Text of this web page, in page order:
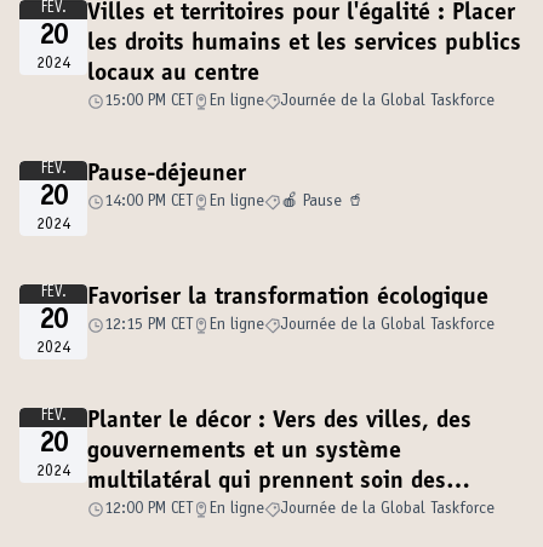
FÉV.
20
2024
Villes et territoires pour l'égalité : Placer
les droits humains et les services publics
locaux au centre
15:00 PM CET En ligne Journée de la Global Taskforce
FÉV.
20
2024
Pause-déjeuner
14:00 PM CET En ligne 🍎 Pause 🥤
FÉV.
20
2024
Favoriser la transformation écologique
12:15 PM CET En ligne Journée de la Global Taskforce
FÉV.
20
2024
Planter le décor : Vers des villes, des
gouvernements et un système
multilatéral qui prennent soin des
personnes, de la démocratie et de notre
12:00 PM CET En ligne Journée de la Global Taskforce